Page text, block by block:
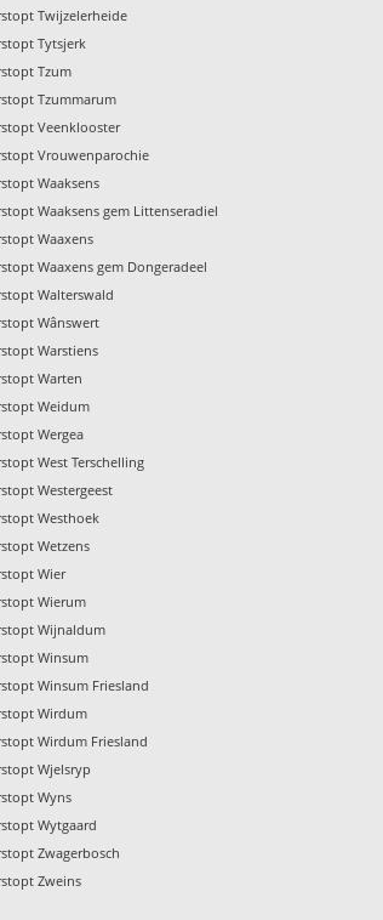
Twijzelerheide
Tytsjerk
Tzum
Tzummarum
Veenklooster
Vrouwenparochie
Waaksens
Waaksens gem Littenseradiel
Waaxens
Waaxens gem Dongeradeel
Walterswald
Wânswert
Warstiens
Warten
Weidum
Wergea
West Terschelling
Westergeest
Westhoek
Wetzens
Wier
Wierum
Wijnaldum
Winsum
Winsum Friesland
Wirdum
Wirdum Friesland
Wjelsryp
Wyns
Wytgaard
Zwagerbosch
Zweins